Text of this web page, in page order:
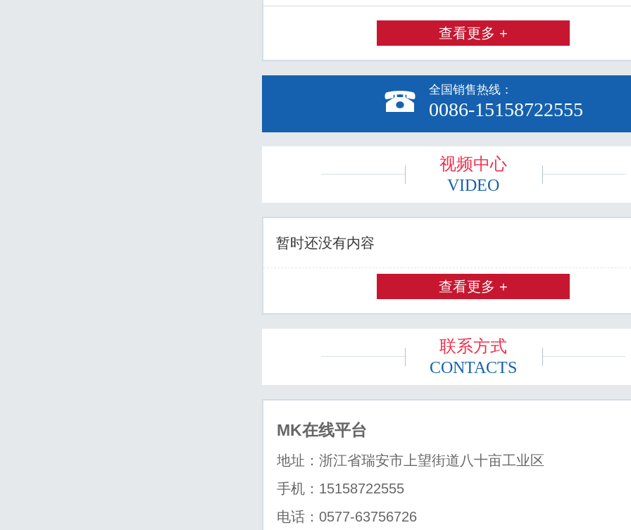
查看更多 +
 全国销售热线：
0086-15158722555
视频中心
VIDEO
暂时还没有内容
查看更多 +
联系方式
CONTACTS
MK在线平台
地址：浙江省瑞安市上望街道八十亩工业区
手机：15158722555
电话：0577-63756726